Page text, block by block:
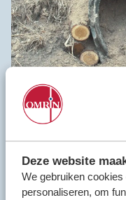
Deze website
We gebruiken
personaliseren, om
stimuleren. Zo hebben
faunapassage en